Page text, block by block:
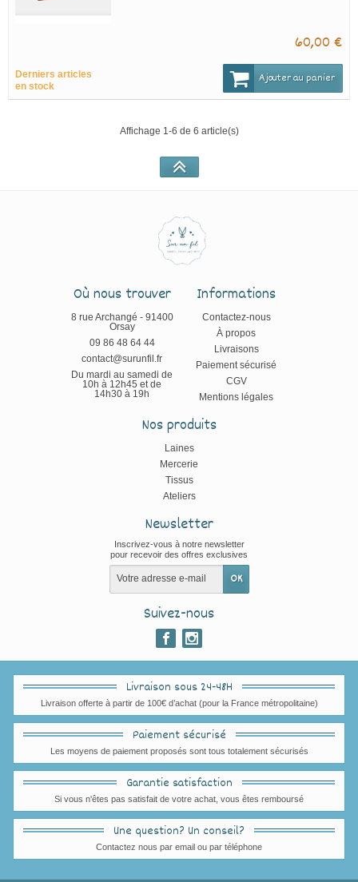
60,00 €
Derniers articles
en stock
Ajouter au panier
Affichage 1-6 de 6 article(s)
Où nous trouver
8 rue Archangé - 91400
Orsay
09 86 48 64 44
contact@surunfil.fr
Du mardi au samedi de
10h à 12h45 et de
14h30 à 19h
Informations
Contactez-nous
À propos
Livraisons
Paiement sécurisé
CGV
Mentions légales
Nos produits
Laines
Mercerie
Tissus
Ateliers
Newsletter
Inscrivez-vous à notre newsletter
pour recevoir des offres exclusives
Suivez-nous
Livraison sous 24-48H
Livraison offerte à partir de 100€ d’achat (pour la France métropolitaine)
Paiement sécurisé
Les moyens de paiement proposés sont tous totalement sécurisés
Garantie satisfaction
Si vous n'êtes pas satisfait de votre achat, vous êtes remboursé
Une question? Un conseil?
Contactez nous par email ou par téléphone